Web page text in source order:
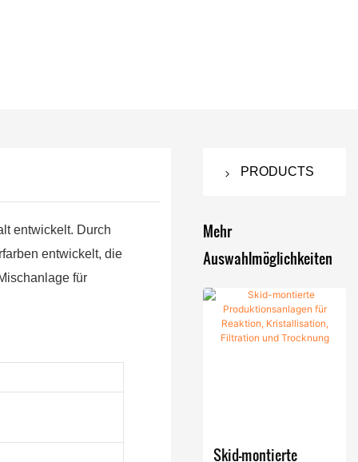
entwickelt. Durch
entwickelt, die
für
PRODUCTS
er
chenfilter
Rührnuts
knungsmas
chine
Vakuumtr
Mehr
Auswahlmöglichkeiten
Skid-montierte